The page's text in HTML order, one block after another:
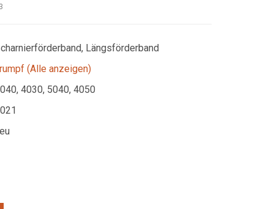
Längsförderband
(Alle anzeigen)
4030, 5040, 4050